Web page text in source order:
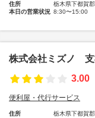
住所
栃木県下都賀
本日の営業状況 8:30〜15:00
株式会社ミズノ
3.00
便利屋・代行サービス
住所 栃木県下都賀